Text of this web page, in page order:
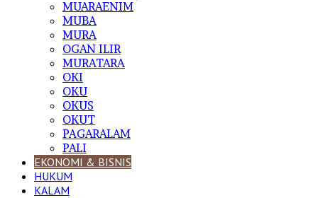
MUARAENIM
MUBA
MURA
OGAN ILIR
MURATARA
OKI
OKU
OKUS
OKUT
PAGARALAM
PALI
EKONOMI & BISNIS
HUKUM
KALAM